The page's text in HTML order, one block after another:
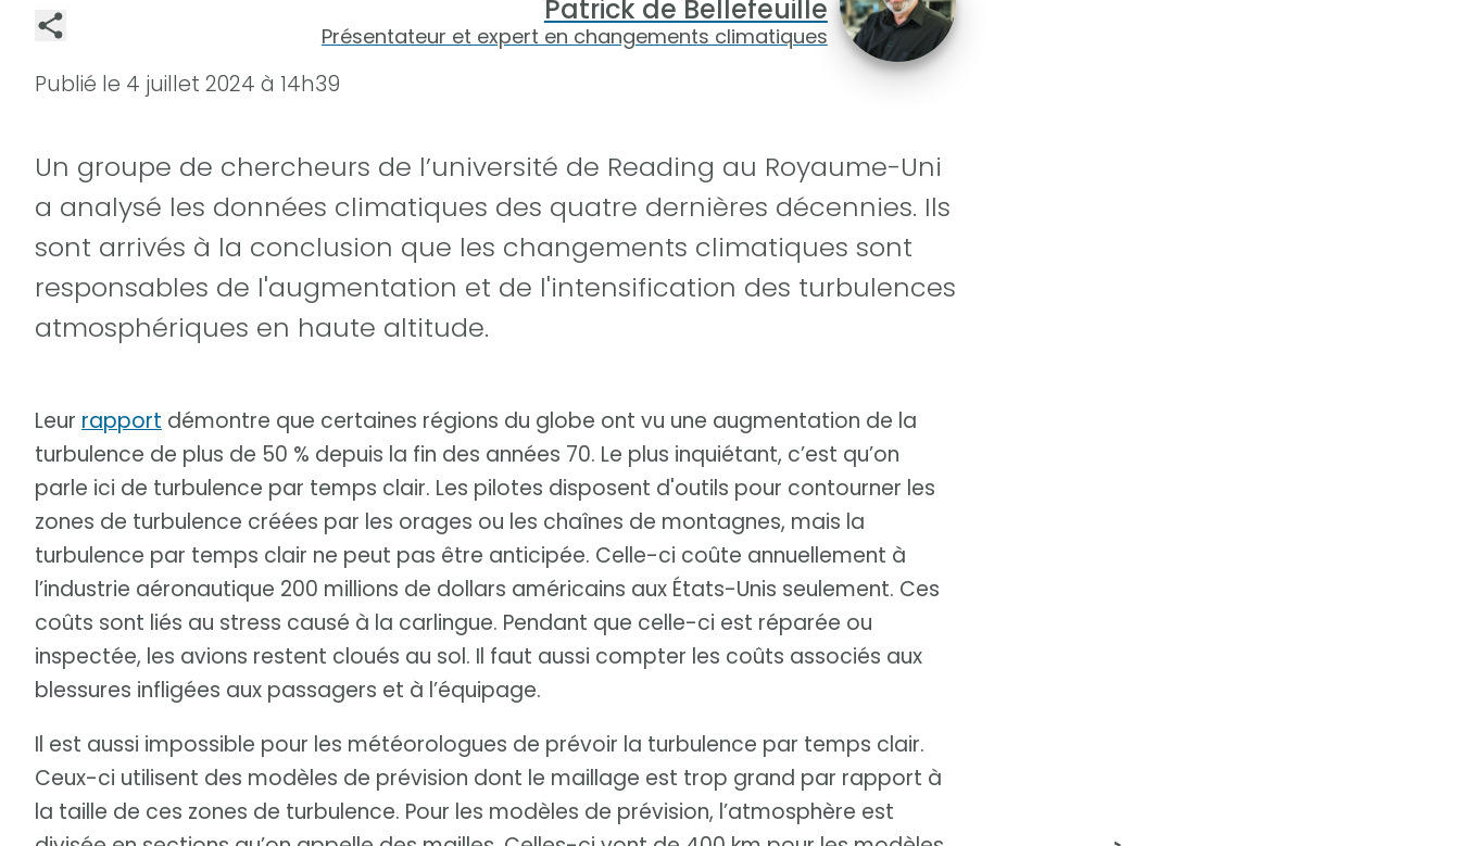
Patrick de Bellefeuille
Présentateur et expert en changements climatiques
Publié le 4 juillet 2024 à 14h39
Un groupe de chercheurs de l’université de Reading au Royaume-Uni
a analysé les données climatiques des quatre dernières décennies. Ils
sont arrivés à la conclusion que les changements climatiques sont
responsables de l'augmentation et de l'intensification des turbulences
atmosphériques en haute altitude.
Leur rapport démontre que certaines régions du globe ont vu une augmentation de la
turbulence de plus de 50 % depuis la fin des années 70. Le plus inquiétant, c’est qu’on
parle ici de turbulence par temps clair. Les pilotes disposent d'outils pour contourner les
zones de turbulence créées par les orages ou les chaînes de montagnes, mais la
turbulence par temps clair ne peut pas être anticipée. Celle-ci coûte annuellement à
l’industrie aéronautique 200 millions de dollars américains aux États-Unis seulement. Ces
coûts sont liés au stress causé à la carlingue. Pendant que celle-ci est réparée ou
inspectée, les avions restent cloués au sol. Il faut aussi compter les coûts associés aux
blessures infligées aux passagers et à l’équipage.
Il est aussi impossible pour les météorologues de prévoir la turbulence par temps clair.
Ceux-ci utilisent des modèles de prévision dont le maillage est trop grand par rapport à
la taille de ces zones de turbulence. Pour les modèles de prévision, l’atmosphère est